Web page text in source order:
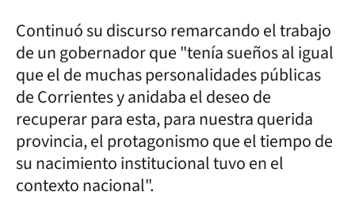
Continuó su discurso remarcando el trabajo
de un gobernador que "tenía sueños al igual
que el de muchas personalidades públicas
de Corrientes y anidaba el deseo de
recuperar para esta, para nuestra querida
provincia, el protagonismo que el tiempo de
su nacimiento institucional tuvo en el
contexto nacional".